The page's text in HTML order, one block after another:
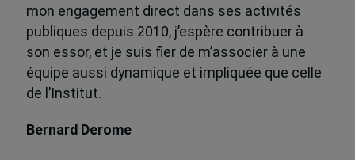
mon engagement direct dans ses activités
publiques depuis 2010, j’espère contribuer à
son essor, et je suis fier de m’associer à une
équipe aussi dynamique et impliquée que celle
de l’Institut.
Bernard Derome